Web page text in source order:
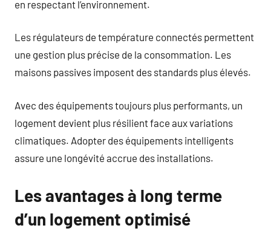
en respectant l’environnement.
Les régulateurs de température connectés permettent
une gestion plus précise de la consommation. Les
maisons passives imposent des standards plus élevés.
Avec des équipements toujours plus performants, un
logement devient plus résilient face aux variations
climatiques. Adopter des équipements intelligents
assure une longévité accrue des installations.
Les avantages à long terme
d’un logement optimisé